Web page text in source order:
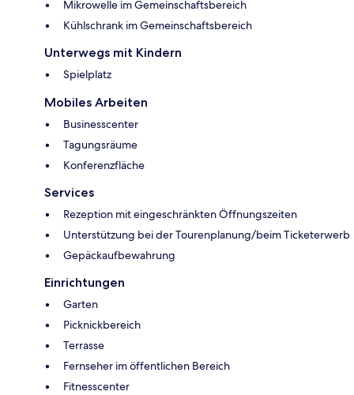
Mikrowelle im Gemeinschaftsbereich
Kühlschrank im Gemeinschaftsbereich
Unterwegs mit Kindern
Spielplatz
Mobiles Arbeiten
Businesscenter
Tagungsräume
Konferenzfläche
Services
Rezeption mit eingeschränkten Öffnungszeiten
Unterstützung bei der Tourenplanung/beim Ticketerwerb
Gepäckaufbewahrung
Einrichtungen
Garten
Picknickbereich
Terrasse
Fernseher im öffentlichen Bereich
Fitnesscenter